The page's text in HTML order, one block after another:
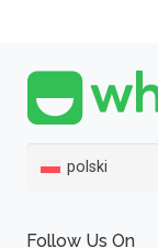
polski
Follow Us On